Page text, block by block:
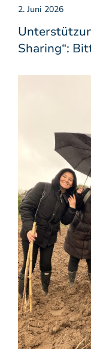
2. Juni 2026
Sharing“: